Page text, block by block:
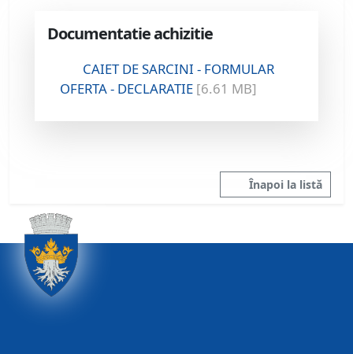
Documentatie achizitie
CAIET DE SARCINI - FORMULAR
OFERTA - DECLARATIE [6.61 MB]
Înapoi la listă